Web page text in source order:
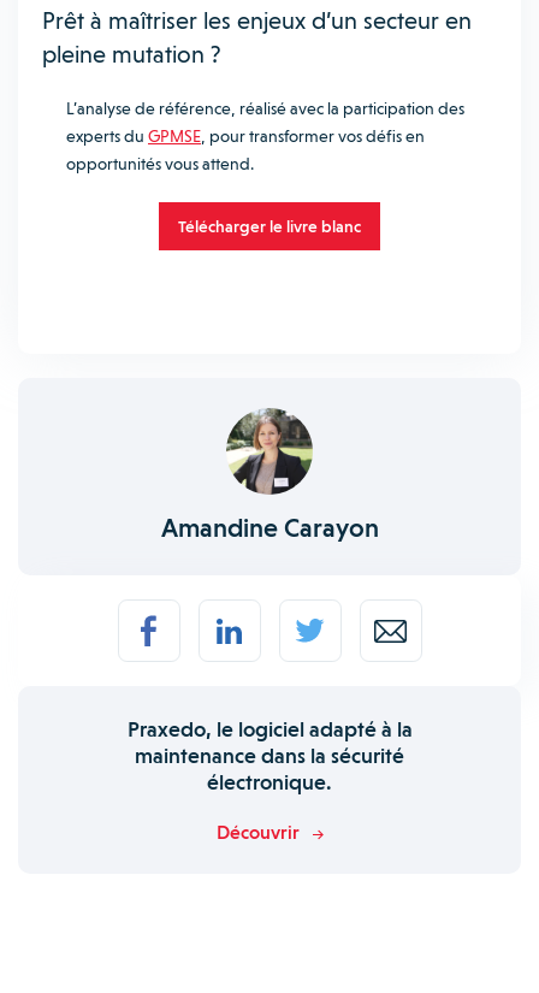
Prêt à maîtriser les enjeux d’un secteur en
pleine mutation ?
L’analyse de référence, réalisé avec la participation des
experts du GPMSE , pour transformer vos défis en
opportunités vous attend.
Télécharger le livre blanc
Amandine Carayon
Praxedo, le logiciel adapté à la
maintenance dans la sécurité
électronique.
Découvrir